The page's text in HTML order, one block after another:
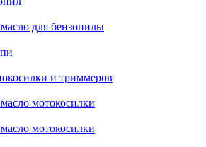
для бензопилы
и триммеров
мотокосилки
мотокосилки